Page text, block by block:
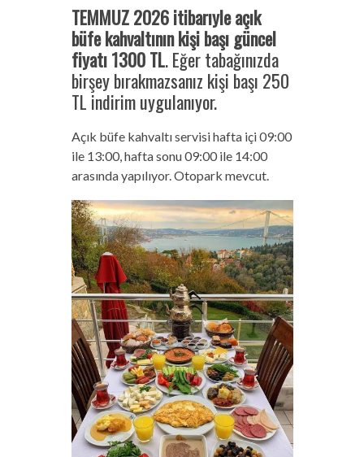
TEMMUZ 2026 itibarıyle açık
büfe kahvaltının kişi başı güncel
fiyatı 1300 TL. Eğer tabağınızda
birşey bırakmazsanız kişi başı 250
TL indirim uygulanıyor.
Açık büfe kahvaltı servisi hafta içi 09:00
ile 13:00, hafta sonu 09:00 ile 14:00
arasında yapılıyor. Otopark mevcut.